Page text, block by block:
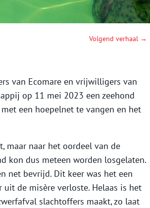
Volgend verhaal →
van Ecomare en vrijwilligers van
op 11 mei 2023 een zeehond
een hoepelnet te vangen en het
maar naar het oordeel van de
kon dus meteen worden losgelaten.
net bevrijd. Dit keer was het een
de misère verloste. Helaas is het
slachtoffers maakt, zo laat